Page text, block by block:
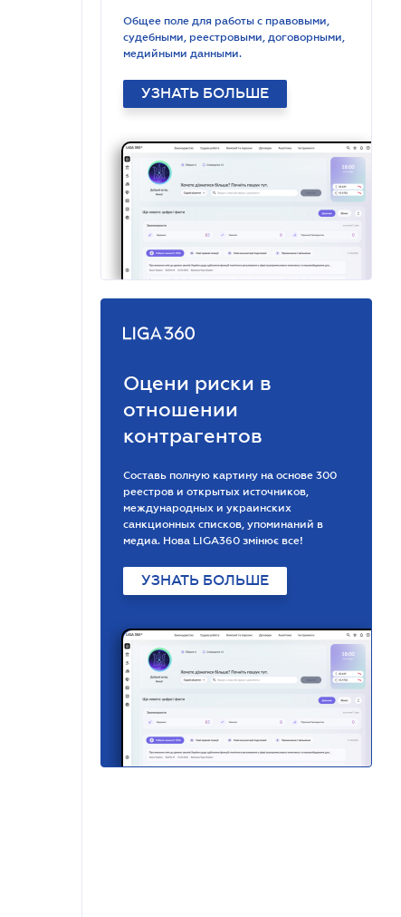
Общее поле для работы с правовыми,
судебными, реестровыми, договорными,
медийными данными.
УЗНАТЬ БОЛЬШЕ
Оцени риски в
отношении
контрагентов
Составь полную картину на основе 300
реестров и открытых источников,
международных и украинских
санкционных списков, упоминаний в
медиа. Нова LIGA360 змінює все!
УЗНАТЬ БОЛЬШЕ